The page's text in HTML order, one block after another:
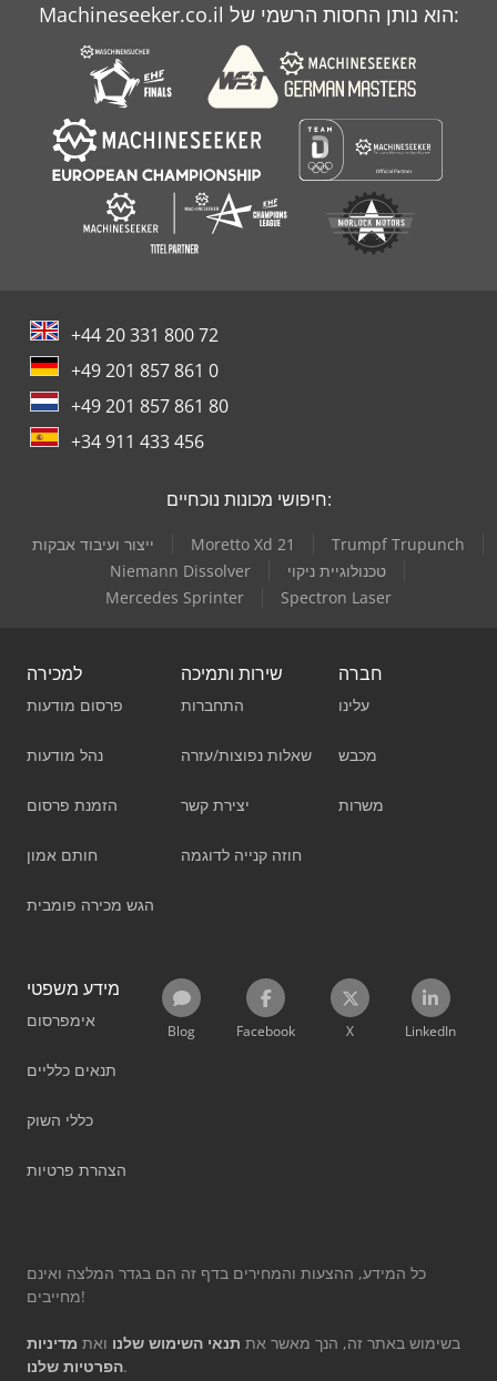
Machineseeker.co.il הוא נותן החסות הרשמי של:
+44 20 331 800 72
+49 201 857 861 0
+49 201 857 861 80
+34 911 433 456
חיפושי מכונות נוכחיים:
ייצור ועיבוד אבקות Moretto Xd 21
Trumpf Trupunch
Niemann Dissolver
טכנולוגיית ניקוי
Mercedes Sprinter
Spectron Laser
למכירה
פרסום מודעות
נהל מודעות
הזמנת פרסום
חותם אמון
הגש מכירה פומבית
שירות ותמיכה
התחברות
שאלות נפוצות/עזרה
יצירת קשר
חוזה קנייה לדוגמה
חברה
עלינו
מכבש
משרות
מידע משפטי
אימפרסום
תנאים כלליים
כללי השוק
הצהרת פרטיות
Blog Facebook X LinkedIn
כל המידע, ההצעות והמחירים בדף זה הם בגדר המלצה ואינם
מחייבים!
בשימוש באתר זה, הנך מאשר את תנאי השימוש שלנו ואת מדיניות
הפרטיות שלנו.